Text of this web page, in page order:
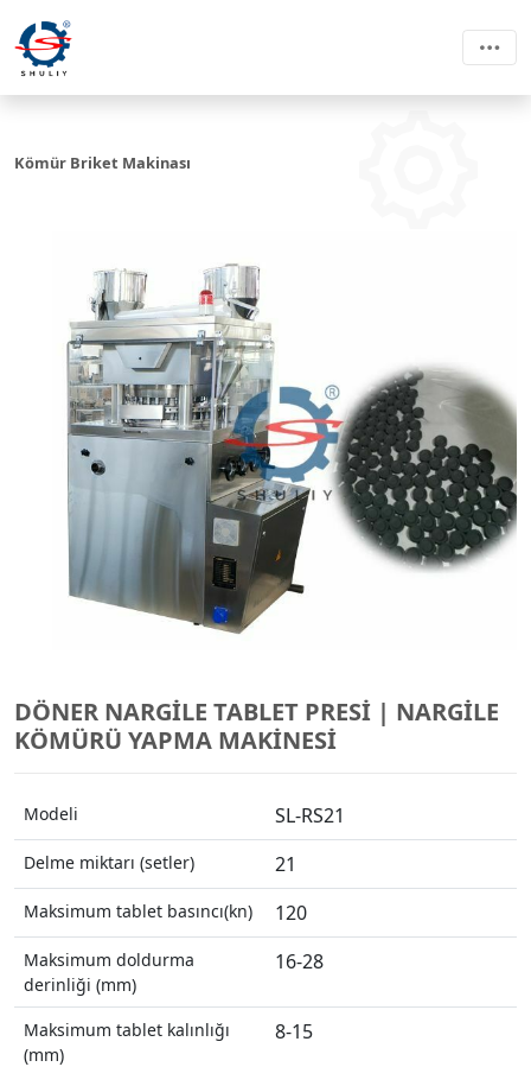
Kömür Briket Makinası
DÖNER NARGILE TABLET PRESI | NARGILE
KÖMÜRÜ YAPMA MAKINESI
Modeli SL-RS21
Delme miktarı (setler) 21
Maksimum tablet basıncı(kn) 120
Maksimum doldurma
derinliği (mm)
16-28
Maksimum tablet kalınlığı
(mm)
8-15